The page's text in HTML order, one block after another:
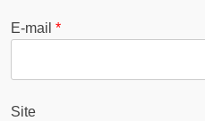
E-mail *
Site